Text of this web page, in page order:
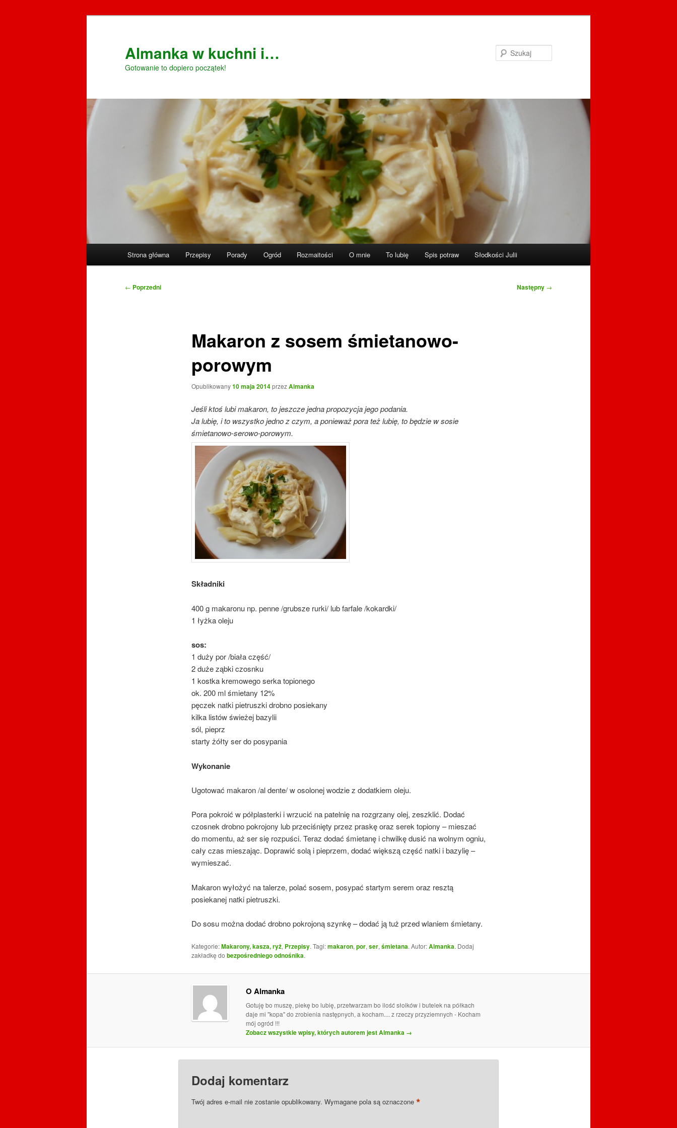
Almanka w kuchni i…
Gotowanie to dopiero początek!
Strona główna Przepisy Porady Ogród Rozmaitości O mnie To lubię Spis potraw Słodkości Julii
Nawigacja
← Poprzedni Następny →
Makaron z sosem śmietanowo-
porowym
Opublikowany10 maja 2014przezAlmanka
Jeśli ktoś lubi makaron, to jeszcze jedna propozycja jego podania.
Ja lubię, i to wszystko jedno z czym, a ponieważ pora też lubię, to będzie w sosie
śmietanowo-serowo-porowym.
Składniki
400 g makaronu np. penne /grubsze rurki/ lub farfale /kokardki/
1 łyżka oleju
sos:
1 duży por /biała część/
2 duże ząbki czosnku
1 kostka kremowego serka topionego
ok. 200 ml śmietany 12%
pęczek natki pietruszki drobno posiekany
kilka listów świeżej bazylii
sól, pieprz
starty żółty ser do posypania
Wykonanie
Ugotować makaron /al dente/ w osolonej wodzie z dodatkiem oleju.
Pora pokroić w półplasterki i wrzucić na patelnię na rozgrzany olej, zeszklić. Dodać
czosnek drobno pokrojony lub przeciśnięty przez praskę oraz serek topiony – mieszać
do momentu, aż ser się rozpuści. Teraz dodać śmietanę i chwilkę dusić na wolnym ogniu,
cały czas mieszając. Doprawić solą i pieprzem, dodać większą część natki i bazylię –
wymieszać.
Makaron wyłożyć na talerze, polać sosem, posypać startym serem oraz resztą
posiekanej natki pietruszki.
Do sosu można dodać drobno pokrojoną szynkę – dodać ją tuż przed wlaniem śmietany.
Kategorie:Makarony, kasza, ryż, Przepisy. Tagi:makaron,por,ser,śmietana. Autor:Almanka. Dodaj
zakładkę do bezpośredniego odnośnika.
O Almanka
Gotuję bo muszę, piekę bo lubię, przetwarzam bo ilość słoików i butelek na półkach
daje mi "kopa" do zrobienia następnych, a kocham.... z rzeczy przyziemnych - Kocham
mój ogród !!!
Zobacz wszystkie wpisy, których autorem jest Almanka →
Dodaj komentarz
Twój adres e-mail nie zostanie opublikowany. Wymagane pola są oznaczone *